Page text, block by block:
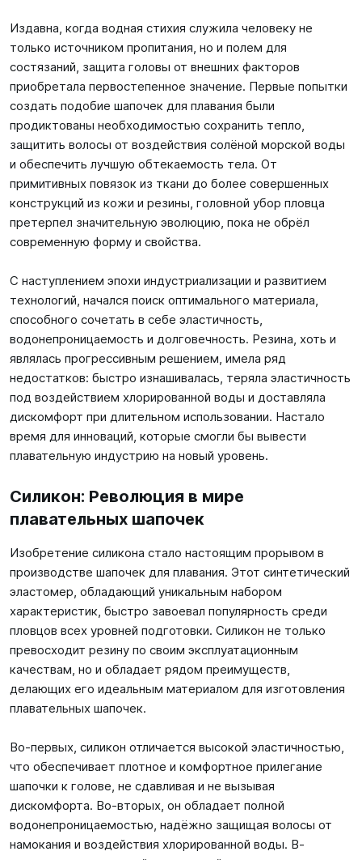
Издавна, когда водная стихия служила человеку не
только источником пропитания, но и полем для
состязаний, защита головы от внешних факторов
приобретала первостепенное значение. Первые попытки
создать подобие шапочек для плавания были
продиктованы необходимостью сохранить тепло,
защитить волосы от воздействия солёной морской воды
и обеспечить лучшую обтекаемость тела. От
примитивных повязок из ткани до более совершенных
конструкций из кожи и резины, головной убор пловца
претерпел значительную эволюцию, пока не обрёл
современную форму и свойства.
С наступлением эпохи индустриализации и развитием
технологий, начался поиск оптимального материала,
способного сочетать в себе эластичность,
водонепроницаемость и долговечность. Резина, хоть и
являлась прогрессивным решением, имела ряд
недостатков: быстро изнашивалась, теряла эластичность
под воздействием хлорированной воды и доставляла
дискомфорт при длительном использовании. Настало
время для инноваций, которые смогли бы вывести
плавательную индустрию на новый уровень.
Силикон: Революция в мире
плавательных шапочек
Изобретение силикона стало настоящим прорывом в
производстве шапочек для плавания. Этот синтетический
эластомер, обладающий уникальным набором
характеристик, быстро завоевал популярность среди
пловцов всех уровней подготовки. Силикон не только
превосходит резину по своим эксплуатационным
качествам, но и обладает рядом преимуществ,
делающих его идеальным материалом для изготовления
плавательных шапочек.
Во-первых, силикон отличается высокой эластичностью,
что обеспечивает плотное и комфортное прилегание
шапочки к голове, не сдавливая и не вызывая
дискомфорта. Во-вторых, он обладает полной
водонепроницаемостью, надёжно защищая волосы от
намокания и воздействия хлорированной воды. В-